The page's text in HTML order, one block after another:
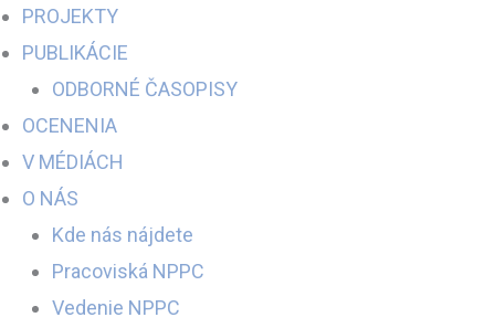
PROJEKTY
PUBLIKÁCIE
ODBORNÉ ČASOPISY
OCENENIA
V MÉDIÁCH
O NÁS
Kde nás nájdete
Pracoviská NPPC
Vedenie NPPC